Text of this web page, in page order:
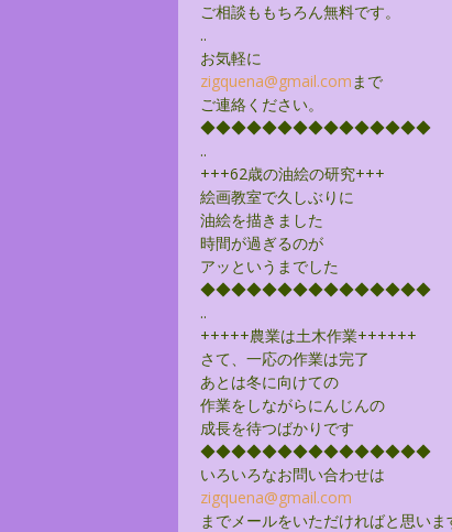
ご相談ももちろん無料です。
..
お気軽に
zigquena@gmail.comまで
ご連絡ください。
◆◆◆◆◆◆◆◆◆◆◆◆◆◆◆
..
+++62歳の油絵の研究+++
絵画教室で久しぶりに
油絵を描きました
時間が過ぎるのが
アッというまでした
◆◆◆◆◆◆◆◆◆◆◆◆◆◆◆
..
+++++農業は土木作業++++++
さて、一応の作業は完了
あとは冬に向けての
作業をしながらにんじんの
成長を待つばかりです
◆◆◆◆◆◆◆◆◆◆◆◆◆◆◆
いろいろなお問い合わせは
zigquena@gmail.com
までメールをいただければと思いま